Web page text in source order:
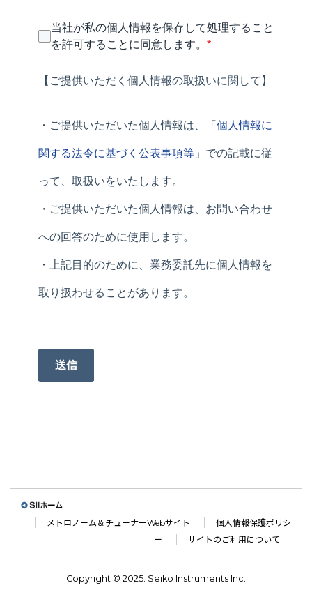
当社が私の個人情報を保存して処理すること
を許可することに同意します。 *
【ご提供いただく個人情報の取扱いに関して】
・ご提供いただいた個人情報は、「 個人情報に
関する法令に基づく公表事項等 」での記載に従
って、取扱いをいたします。
・ご提供いただいた個人情報は、お問い合わせ
への回答のために使用します。
・上記目的のために、業務委託先に個人情報を
取り扱わせることがあります。
送信
SII ホーメトロノーム＆チューナーWebサイト
個人情報保護ポリシ
ー
サイトのご利用について
Copyright © 2025. Seiko Instruments Inc.